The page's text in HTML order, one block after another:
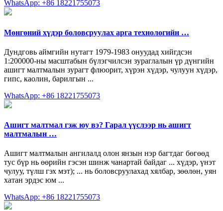
WhatsApp: +86 18221755073
Мөнгөний хүдэр боловсруулах арга технологийн …
Дундговь аймгийн нутагт 1979-1983 онуудад хийгдсэн
1:200000-ны масштабын бүлэгчилсэн зураглалын үр дүнгийн
ашигт малтмалын зурагт флюорит, хүрэн хүдэр, чулуун хүдэр,
гипс, каолин, барилгын ...
WhatsApp: +86 18221755073
Ашигт малтмал гэж юу вэ? Гарал үүслээр нь ашигт
малтмалын …
Ашигт малтмалын ангилалд олон янзын нэр багтдаг бөгөөд
тус бүр нь өөрийн гэсэн шинж чанартай байдаг ... хүдэр, үнэт
чулуу, түлш гэх мэт); ... нь боловсруулахад хялбар, зөөлөн, уян
хатан эрдэс юм ...
WhatsApp: +86 18221755073